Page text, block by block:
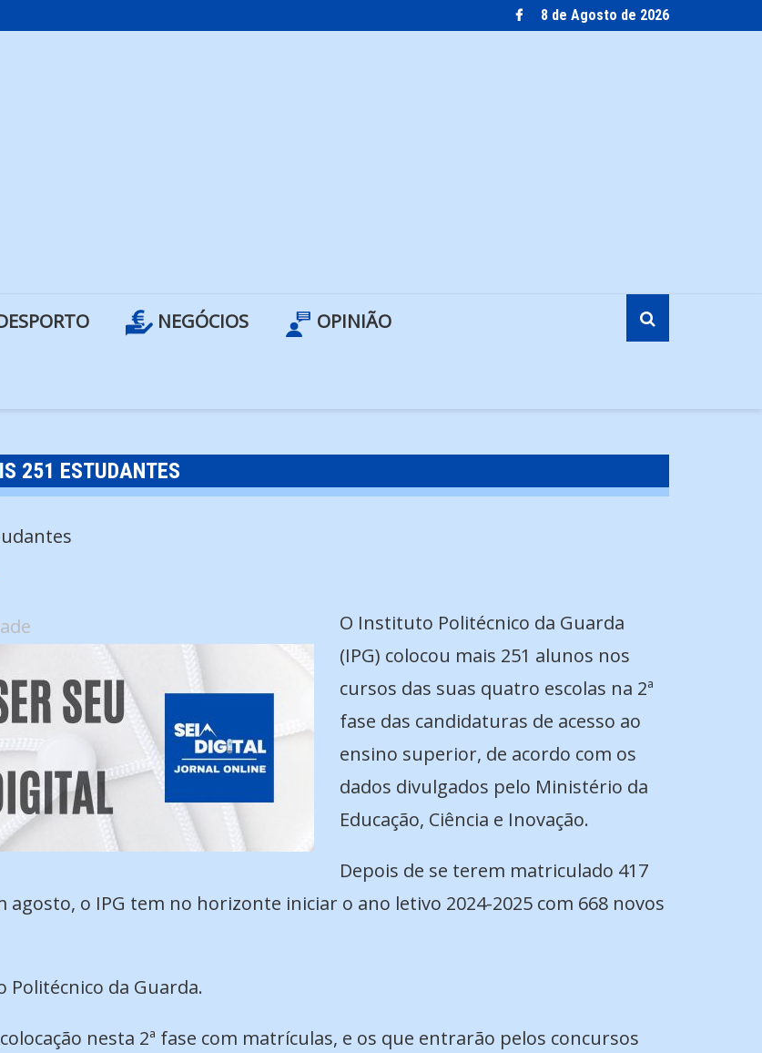
8 de Agosto de 2026
NEGÓCIOS OPINIÃO
251 ESTUDANTES
O Instituto Politécnico da Guarda
(IPG) colocou mais 251 alunos nos
cursos das suas quatro escolas na 2ª
fase das candidaturas de acesso ao
ensino superior, de acordo com os
dados divulgados pelo Ministério da
Educação, Ciência e Inovação.
Depois de se terem matriculado 417
agosto, o IPG tem no horizonte iniciar o ano letivo 2024-2025 com 668 novos
Politécnico da Guarda.
nesta 2ª fase com matrículas, e os que entrarão pelos concursos